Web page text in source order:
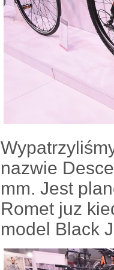
nazwie
mm. Jest
Romet juz
model Black